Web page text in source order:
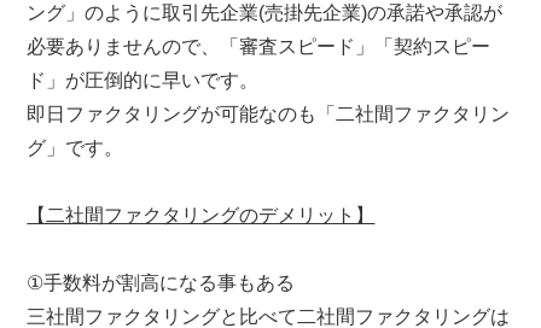
ング」のように取引先企業(売掛先企業)の承諾や承認が
必要ありませんので、「審査スピード」「契約スピー
ド」が圧倒的に早いです。
即日ファクタリングが可能なのも「二社間ファクタリン
グ」です。
【二社間ファクタリングのデメリット】
①手数料が割高になる事もある
三社間ファクタリングと比べて二社間ファクタリングは